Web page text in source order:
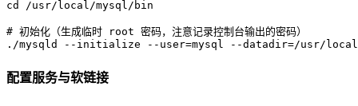
# 初始化（生成临时 root 密码，注意记录控制台输出的密码）
./mysqld --initialize --user=mysql --datadir=/usr/
配置服务与软链接